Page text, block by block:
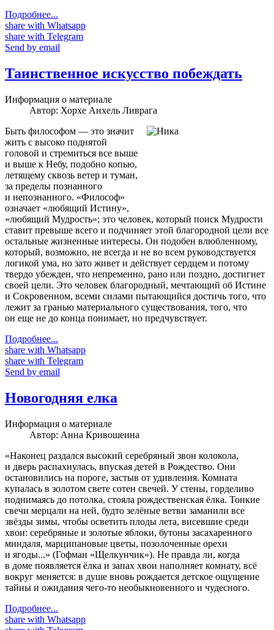
Подробнее...
share with Whatsapp
share with Telegram
Send by email
Таинственное искусство побеждать
Информация о материале
Автор: Хорхе Анхель Ливрага
Быть философом — это значит
жить с высоко поднятой
головой и стремиться все выше
и выше к Небу, подобно копью,
летящему сквозь ветер и туман,
за пределы познанного
и непознанного. «Философ»
означает «любящий Истину»,
«любящий Мудрость»; это человек, который поиск Мудрости
ставит превыше всего и подчиняет этой благородной цели все
остальные жизненные интересы. Он подобен влюбленному,
который, возможно, не всегда и не во всем руководствуется
логикой ума, но зато живет и действует сердцем и потому
твердо убежден, что непременно, рано или поздно, достигнет
своей цели. Это человек благородный, мечтающий об Истине
и Сокровенном, всеми силами пытающийся достичь того, что
лежит за гранью материального существования, того, что
он еще не до конца понимает, но предчувствует.
Подробнее...
share with Whatsapp
share with Telegram
Send by email
Новогодняя елка
Информация о материале
Автор: Анна Кривошеина
«Наконец раздался высокий серебряный звон колокола,
и дверь распахнулась, впуская детей в Рождество. Они
остановились на пороге, застыв от удивления. Комната
купалась в золотом свете сотен свечей. У стены, горделиво
поднимаясь до потолка, стояла рождественская ёлка. Тонкие
свечи мерцали на ней, будто зелёные ветви заманили все
звёзды зимы, чтобы осветить плоды лета, висевшие среди
хвои: серебряные и золотые яблоки, бутоны засахаренного
миндаля, марципановые цветы, позолоченные орехи
и ягоды...» (Гофман «Щелкунчик»). Не правда ли, когда
в доме появляется ёлка и запах хвои наполняет комнату, всё
вокруг меняется: в душе вновь рождается детское ощущение
тайны и ожидания чего-то необыкновенного и чудесного.
Подробнее...
share with Whatsapp